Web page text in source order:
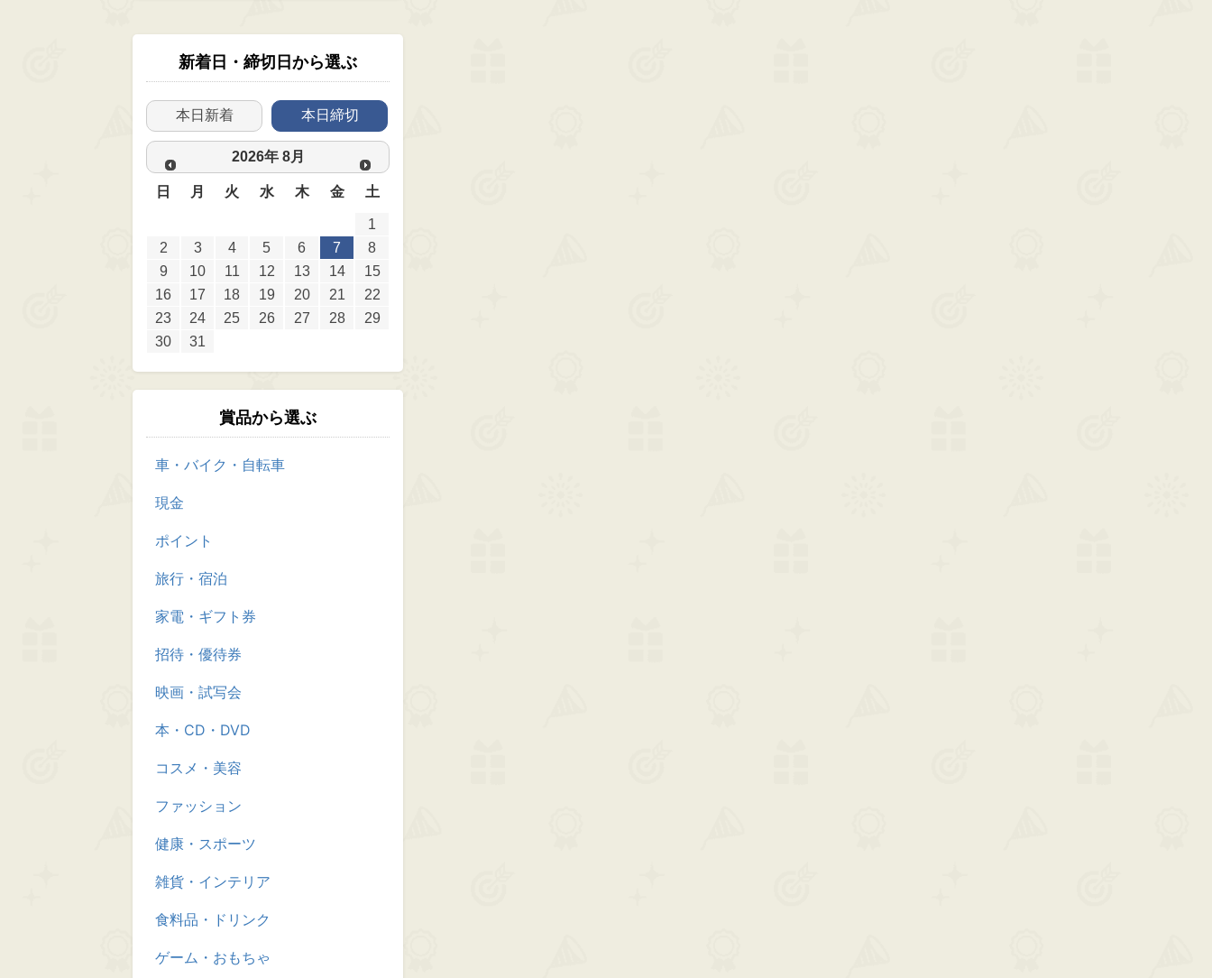
新着日・締切日から選ぶ
本日新着 本日締切
2026年 8月
日 月 火 水 木 金 土
1
2
3 4 5 6 7
8
9
10 11 12 13 14
15
16
17 18 19 20 21
22
23
24 25 26 27 28
29
30
31
賞品から選ぶ
車・バイク・自転車
現金
ポイント
旅行・宿泊
家電・ギフト券
招待・優待券
映画・試写会
本・CD・DVD
コスメ・美容
ファッション
健康・スポーツ
雑貨・インテリア
食料品・ドリンク
ゲーム・おもちゃ